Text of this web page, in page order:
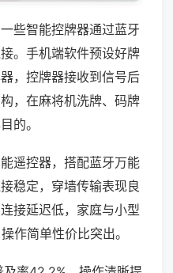
些智能控牌器通过蓝牙
。手机端软件预设好牌
，控牌器接收到信号后
，在麻将机洗牌、码牌
的。
遥控器，搭配蓝牙万能
稳定，穿墙传输表现良
接延迟低，家庭与小型
作简单性价比突出。